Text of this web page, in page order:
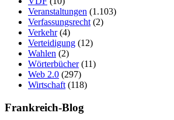
Veranstaltungen (1.103)
Verfassungsrecht (2)
Verkehr(4)
Verteidigung (12)
Wahlen (2)
Wörterbücher(11)
Web 2.0 (297)
Wirtschaft (118)
Frankreich-Blog